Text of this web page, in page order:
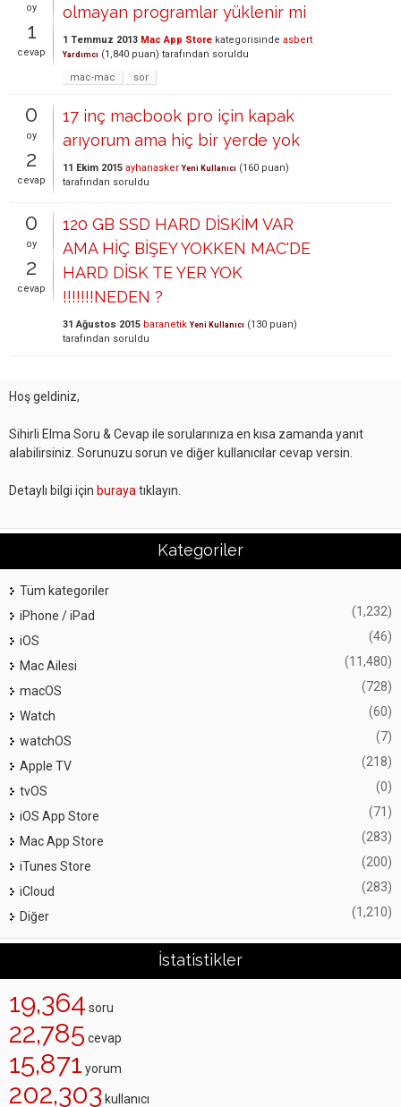
oy
1
cevap
olmayan programlar yüklenir mi
1 Temmuz 2013 Mac App Store kategorisinde asbert
Yardımcı (1,840 puan) tarafından soruldu
mac-mac
sor
0
oy
2
cevap
17 inç macbook pro için kapak
arıyorum ama hiç bir yerde yok
11 Ekim 2015 ayhanasker Yeni Kullanıcı (160 puan)
tarafından soruldu
0
oy
2
cevap
120 GB SSD HARD DİSKİM VAR
AMA HİÇ BİŞEY YOKKEN MAC'DE
HARD DİSK TE YER YOK
!!!!!!!NEDEN ?
31 Ağustos 2015 baranetik Yeni Kullanıcı (130 puan)
tarafından soruldu
Hoş geldiniz,
Sihirli Elma Soru & Cevap ile sorularınıza en kısa zamanda yanıt
alabilirsiniz. Sorunuzu sorun ve diğer kullanıcılar cevap versin.
Detaylı bilgi için buraya tıklayın.
Kategoriler
Tüm kategoriler
iPhone / iPad
(1,232)
iOS (46)
Mac Ailesi (11,480)
macOS (728)
Watch (60)
watchOS (7)
Apple TV (218)
tvOS (0)
iOS App Store (71)
Mac App Store (283)
iTunes Store (200)
iCloud (283)
Diğer (1,210)
İstatistikler
19,364 soru
22,785 cevap
15,871 yorum
202,303 kullanıcı